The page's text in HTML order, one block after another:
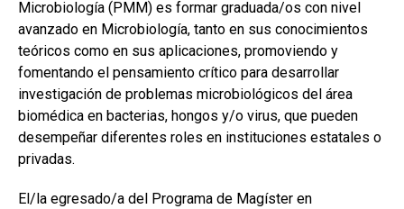
Microbiología (PMM) es formar graduada/os con nivel
avanzado en Microbiología, tanto en sus conocimientos
teóricos como en sus aplicaciones, promoviendo y
fomentando el pensamiento crítico para desarrollar
investigación de problemas microbiológicos del área
biomédica en bacterias, hongos y/o virus, que pueden
desempeñar diferentes roles en instituciones estatales o
privadas.
El/la egresado/a del Programa de Magíster en